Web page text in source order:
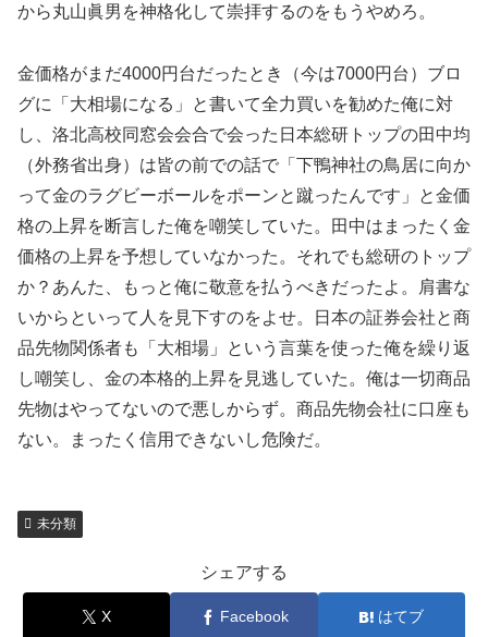
から丸山眞男を神格化して崇拝するのをもうやめろ。
金価格がまだ4000円台だったとき（今は7000円台）ブロ
グに「大相場になる」と書いて全力買いを勧めた俺に対
し、洛北高校同窓会会合で会った日本総研トップの田中均
（外務省出身）は皆の前での話で「下鴨神社の鳥居に向か
って金のラグビーボールをポーンと蹴ったんです」と金価
格の上昇を断言した俺を嘲笑していた。田中はまったく金
価格の上昇を予想していなかった。それでも総研のトップ
か？あんた、もっと俺に敬意を払うべきだったよ。肩書な
いからといって人を見下すのをよせ。日本の証券会社と商
品先物関係者も「大相場」という言葉を使った俺を繰り返
し嘲笑し、金の本格的上昇を見逃していた。俺は一切商品
先物はやってないので悪しからず。商品先物会社に口座も
ない。まったく信用できないし危険だ。
未分類
シェアする
X Facebook はてブ